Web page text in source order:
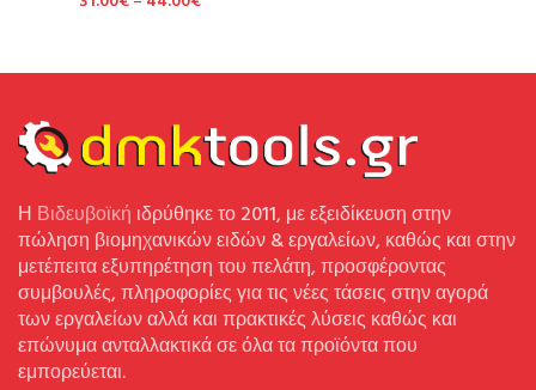
Η Βιδευβοϊκή ιδρύθηκε το 2011, με εξειδίκευση στην
πώληση βιομηχανικών ειδών & εργαλείων, καθώς και στην
μετέπειτα εξυπηρέτηση του πελάτη, προσφέροντας
συμβουλές, πληροφορίες για τις νέες τάσεις στην αγορά
των εργαλείων αλλά και πρακτικές λύσεις καθώς και
επώνυμα ανταλλακτικά σε όλα τα προϊόντα που
εμπορεύεται.